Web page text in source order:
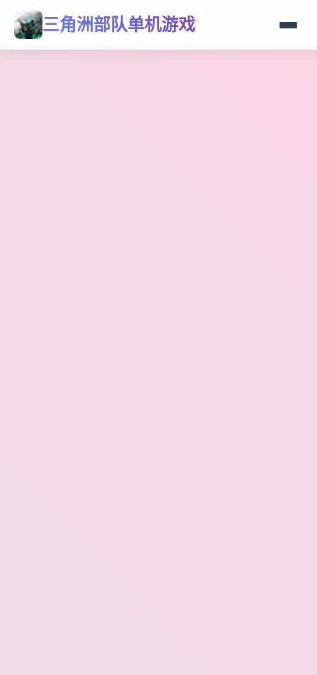
三角洲部队单机游戏